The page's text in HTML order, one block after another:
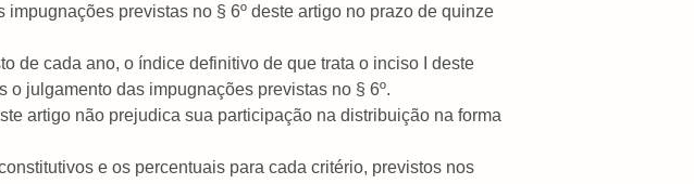
previstas no § 6º deste artigo no prazo de quinze
de cada ano, o índice definitivo de que trata o inciso I deste
julgamento das impugnações previstas no § 6º.
artigo não prejudica sua participação na distribuição na forma
e os percentuais para cada critério, previstos nos